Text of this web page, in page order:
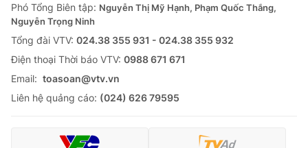
Phó Tổng Biên tập: Nguyễn Thị Mỹ Hạnh, Phạm Quốc Thắng,
Nguyễn Trọng Ninh
Tổng đài VTV: 024.38 355 931 - 024.38 355 932
Ðiện thoại Thời báo VTV: 0988 671 671
Email: toasoan@vtv.vn
Liên hệ quảng cáo: (024) 626 79595